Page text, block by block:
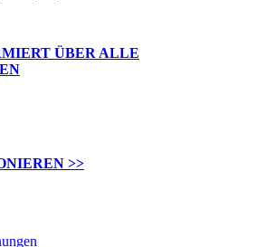
ÜBER ALLE
>>